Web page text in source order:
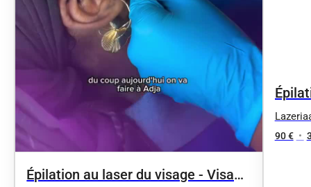
Épilation au laser du visage - Visage
-
90 € •